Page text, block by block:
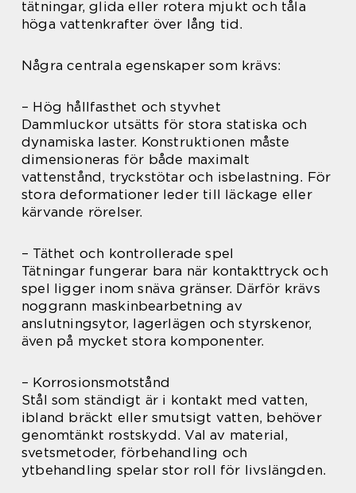
tätningar, glida eller rotera mjukt och tåla
höga vattenkrafter över lång tid.
Några centrala egenskaper som krävs:
– Hög hållfasthet och styvhet
Dammluckor utsätts för stora statiska och
dynamiska laster. Konstruktionen måste
dimensioneras för både maximalt
vattenstånd, tryckstötar och isbelastning. För
stora deformationer leder till läckage eller
kärvande rörelser.
– Täthet och kontrollerade spel
Tätningar fungerar bara när kontakttryck och
spel ligger inom snäva gränser. Därför krävs
noggrann maskinbearbetning av
anslutningsytor, lagerlägen och styrskenor,
även på mycket stora komponenter.
– Korrosionsmotstånd
Stål som ständigt är i kontakt med vatten,
ibland bräckt eller smutsigt vatten, behöver
genomtänkt rostskydd. Val av material,
svetsmetoder, förbehandling och
ytbehandling spelar stor roll för livslängden.